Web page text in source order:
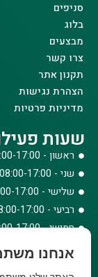
סניפים
בלוג
מבצעים
צרו קשר
תקנון אתר
הצהרת נגישות
מדיניות פרטיות
שעות
ראשון - 08:00-17:00
שני - 08:00-17:00
שלישי - 08:00-17:00
רביעי - 08:00-17:00
חמישי - 08:00-17:00
אנחנו